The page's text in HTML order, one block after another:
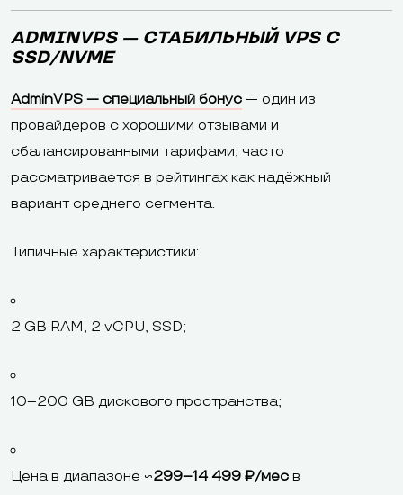
ADMINVPS — СТАБИЛЬНЫЙ VPS С
SSD/NVME
AdminVPS — специальный бонус — один из
провайдеров с хорошими отзывами и
сбалансированными тарифами, часто
рассматривается в рейтингах как надёжный
вариант среднего сегмента.
Типичные характеристики:
2 GB RAM, 2 vCPU, SSD;
10–200 GB дискового пространства;
Цена в диапазоне ~299–14 499 ₽/мес в